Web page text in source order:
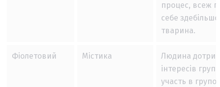
процес, всеж
себе
тварина.
Фіолетовий Містика
Людина
інтересів
участь в